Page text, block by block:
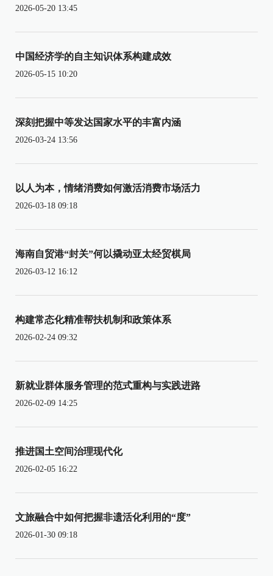
2026-05-20 13:45
中国经济学的自主知识体系构建成效
2026-05-15 10:20
深刻把握中等发达国家水平的丰富内涵
2026-03-24 13:56
以人为本，情绪消费如何激活消费市场活力
2026-03-18 09:18
海南自贸港“封关”何以撬动亚太经贸棋局
2026-03-12 16:12
构建常态化精准帮扶机制和政策体系
2026-02-24 09:32
新就业群体服务管理的范式重构与实践进路
2026-02-09 14:25
推进国土空间治理现代化
2026-02-05 16:22
文旅融合中如何把握非遗活化利用的“度”
2026-01-30 09:18